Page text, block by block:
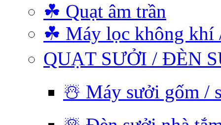
☘ Quạt âm trần
☘ Máy lọc không khí
QUẠT SƯỞI / ĐÈN
☃️ Máy sưởi gốm /